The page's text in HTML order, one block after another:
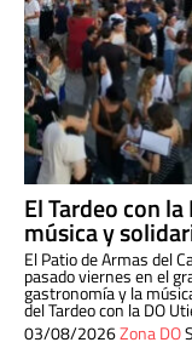
El Tardeo con
música y
El Patio de Armas del
pasado viernes en el
gastronomía y la
del Tardeo con la DO
03/08/2026Zona DO